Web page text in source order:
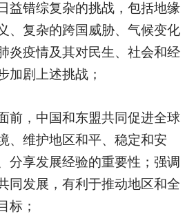
益错综复杂的挑战，包括地缘
、复杂的跨国威胁、气候变化
炎疫情及其对民生、社会和经
加剧上述挑战；
前，中国和东盟共同促进全球
、维护地区和平、稳定和安
分享发展经验的重要性；强调
同发展，有利于推动地区和全
标；